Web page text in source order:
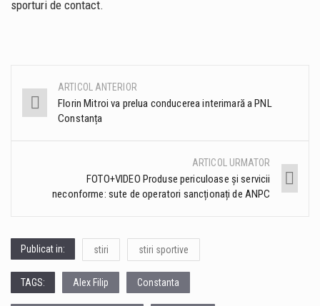
sporturi de contact.
Post
navigation
ARTICOL ANTERIOR
Florin Mitroi va prelua conducerea interimară a PNL
Constanța
ARTICOL URMATOR
FOTO+VIDEO Produse periculoase și servicii
neconforme: sute de operatori sancționați de ANPC
Publicat in: stiri stiri sportive
TAGS: Alex Filip Constanta